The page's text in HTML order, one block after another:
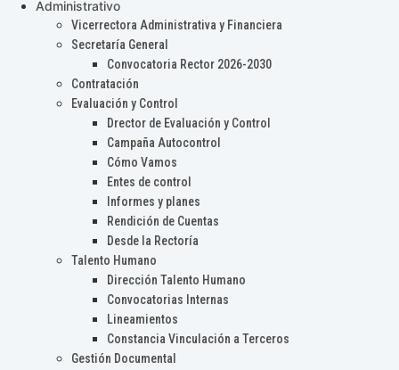
Administrativo
Vicerrectora Administrativa y Financiera
Secretaría General
Convocatoria Rector 2026-2030
Contratación
Evaluación y Control
Drector de Evaluación y Control
Campaña Autocontrol
Cómo Vamos
Entes de control
Informes y planes
Rendición de Cuentas
Desde la Rectoría
Talento Humano
Dirección Talento Humano
Convocatorias Internas
Lineamientos
Constancia Vinculación a Terceros
Gestión Documental